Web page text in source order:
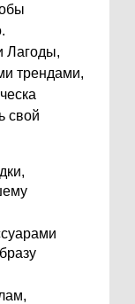
Лагоды,
трендами,
свой